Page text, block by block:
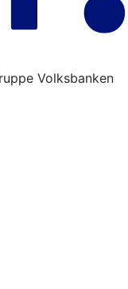
Volksbanken